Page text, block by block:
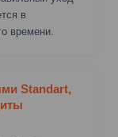
в
времени.
Standart,